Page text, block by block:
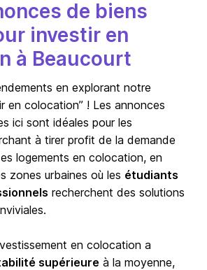
de biens
investir en
à Beaucourt
en explorant notre
en colocation” ! Les annonces
ici sont idéales pour les
à tirer profit de la demande
logements en colocation, en
zones urbaines où les étudiants
recherchent des solutions
en colocation a
supérieure à la moyenne,